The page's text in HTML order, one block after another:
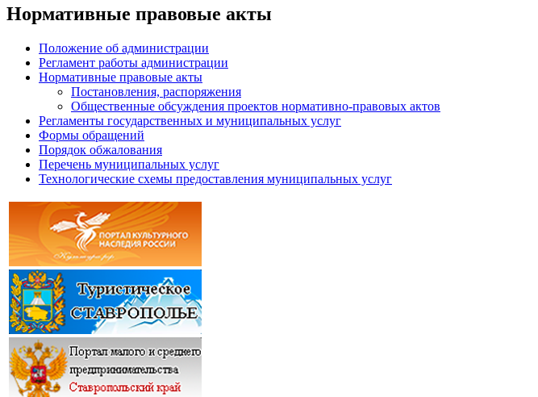
Нормативные правовые акты
Положение об администрации
Регламент работы администрации
Нормативные правовые акты
Постановления, распоряжения
Общественные обсуждения проектов нормативно-правовых актов
Регламенты государственных и муниципальных услуг
Формы обращений
Порядок обжалования
Перечень муниципальных услуг
Технологические схемы предоставления муниципальных услуг